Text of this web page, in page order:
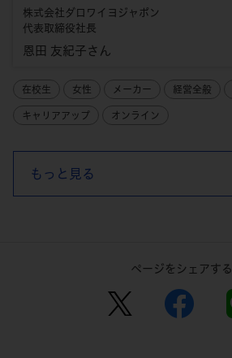
株式会社ダロワイヨジャポン
代表取締役社長
恩田 友紀子さん
在校生 女性 メーカー 経営全般
キャリアアップ オンライン
もっと見る
ページをシェアする